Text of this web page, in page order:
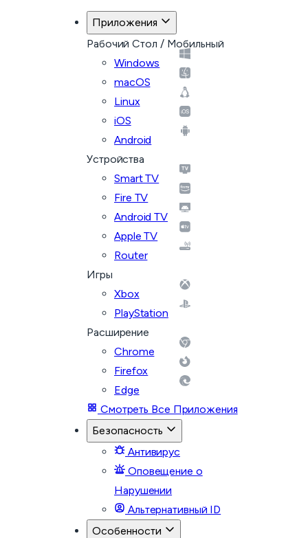
Приложения
Рабочий Стол / Мобильный
Windows
macOS
Linux
iOS
Android
Устройства
Smart TV
Fire TV
Android TV
Apple TV
Router
Игры
Xbox
PlayStation
Расширение
Chrome
Firefox
Edge
Смотреть Все Приложения
Безопасность
Антивирус
Оповещение о
Нарушении
Альтернативный ID
Особенности